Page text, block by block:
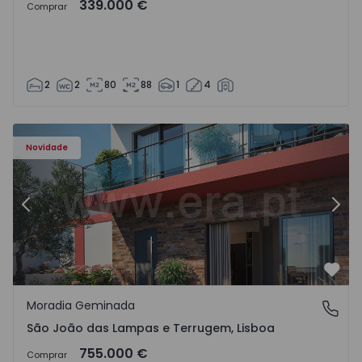
Comprar 339.000 €
2 2 80 88 1 4
Novidade
Anterior
São João das Lampas e Terrugem, Lisboa
Moradia Geminada
São João das Lampas e Terrugem, Lisboa
Comprar 755.000 €